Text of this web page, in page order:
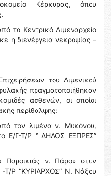
Κέρκυρας, όπου
το Κεντρικό Λιμεναρχείο
η διενέργεια νεκροψίας –
του Λιμενικού
πραγματοποιήθηκαν
ασθενών, οι οποίοι
περίθαλψης:
τον λιμένα ν. Μυκόνου,
Ε/Γ-Τ/Ρ “ ΔΗΛΟΣ ΕΞΠΡΕΣ”
Παροικιάς ν. Πάρου στον
Τ/Ρ “ΚΥΡΙΑΡΧΟΣ” Ν. Νάξου